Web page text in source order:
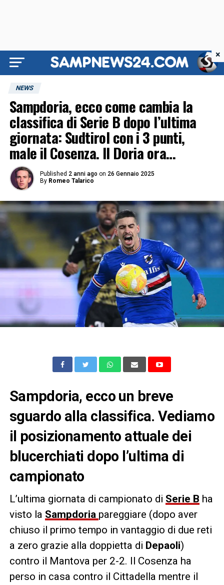
NEWS
Sampdoria, ecco come cambia la
classifica di Serie B dopo l’ultima
giornata: Sudtirol con i 3 punti,
male il Cosenza. Il Doria ora…
Published 2 anni ago on 26 Gennaio 2025
By Romeo Talarico
Sampdoria, ecco un breve
sguardo alla classifica. Vediamo
il posizionamento attuale dei
blucerchiati dopo l’ultima di
campionato
L’ultima giornata di campionato di Serie B ha
visto la Sampdoria pareggiare (dopo aver
chiuso il primo tempo in vantaggio di due reti
a zero grazie alla doppietta di Depaoli)
contro il Mantova per 2-2. Il Cosenza ha
perso in casa contro il Cittadella mentre il
×